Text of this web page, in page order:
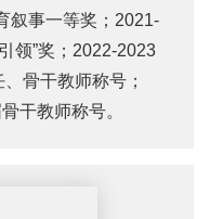
叙事一等奖；2021-
领”奖；2022-2023
骨干教师称号；
干教师称号。